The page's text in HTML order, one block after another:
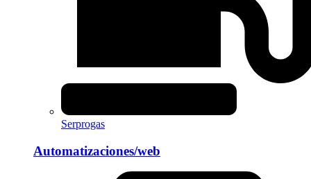
Serprogas
Automatizaciones/web